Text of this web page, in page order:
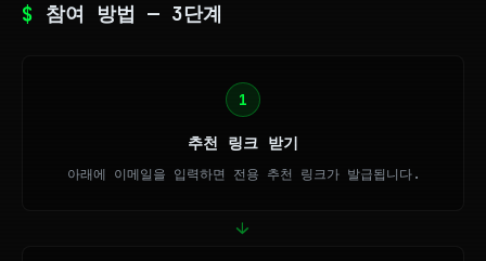
$ 참여 방법 — 3단계
1
추천 링크 받기
아래에 이메일을 입력하면 전용 추천 링크가 발급됩니다.
→